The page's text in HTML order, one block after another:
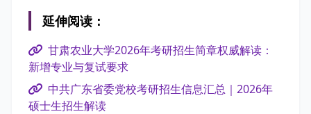
延伸阅读：
甘肃农业大学2026年考研招生简章权威解读：
新增专业与复试要求
中共广东省委党校考研招生信息汇总｜2026年
硕士生招生解读